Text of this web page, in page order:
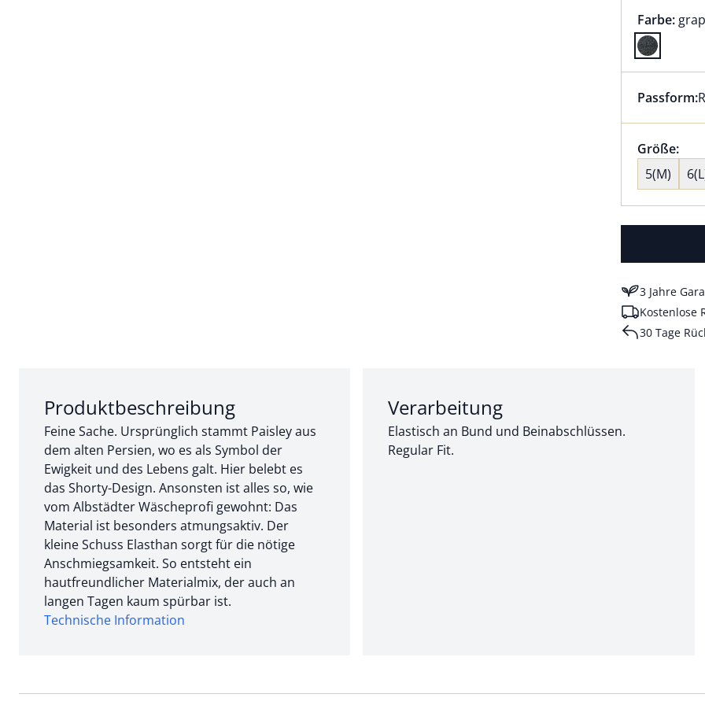
Farbe:
Farbe
Dieser
Passform:
Größe:
5(M)
3 Jahre
Kostenlose
30 Tage
Abschnitt 1 von 3:
Produktbeschreibung
Feine Sache. Ursprünglich stammt Paisley aus
dem alten Persien, wo es als Symbol der
Ewigkeit und des Lebens galt. Hier belebt es
das Shorty-Design. Ansonsten ist alles so, wie
vom Albstädter Wäscheprofi gewohnt: Das
Material ist besonders atmungsaktiv. Der
kleine Schuss Elasthan sorgt für die nötige
Anschmiegsamkeit. So entsteht ein
hautfreundlicher Materialmix, der auch an
langen Tagen kaum spürbar ist.
Technische Information
Abschnitt 2 von 3:
Verarbeitung
Elastisch an Bund und Beinabschlüssen.
Regular Fit.